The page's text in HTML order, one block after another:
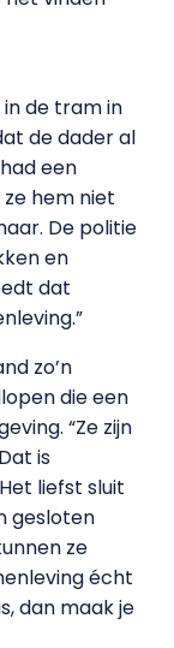
de tram in
de dader al
een
hem niet
De politie
en
dat
zo’n
die een
“Ze zijn
is
liefst sluit
gesloten
ze
écht
dan maak je